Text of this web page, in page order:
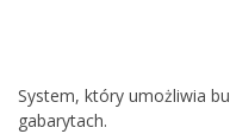
System, który umożliwia
gabarytach.